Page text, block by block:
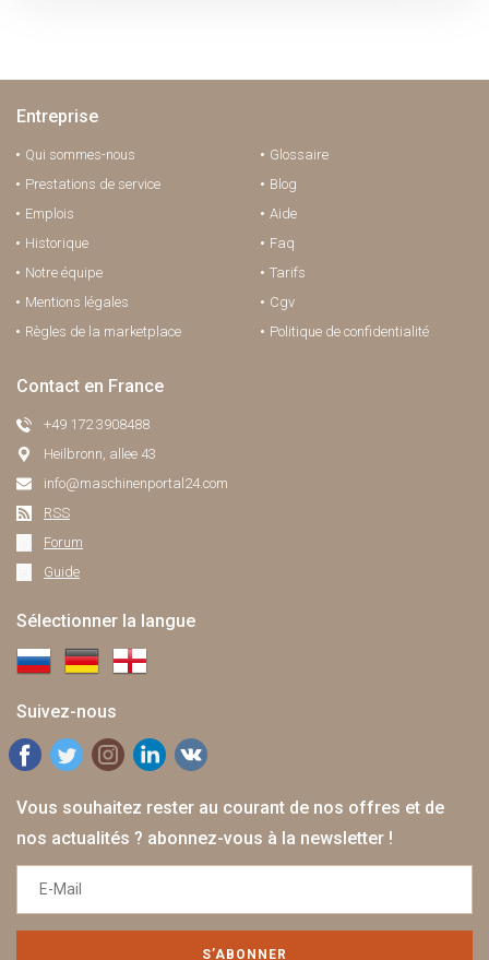
Entreprise
Qui sommes-nous
Prestations de service
Emplois
Historique
Notre équipe
Mentions légales
Règles de la marketplace
Glossaire
Blog
Aide
Faq
Tarifs
Cgv
Politique de confidentialité
Contact en France
+49 172 3908488
Heilbronn, allee 43
info@maschinenportal24.сom
RSS
Forum
Guide
Sélectionner la langue
Suivez-nous
Vous souhaitez rester au courant de nos offres et de
nos actualités ? abonnez-vous à la newsletter !
S’ABONNER